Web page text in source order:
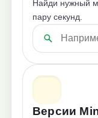
Найди нужный
пару секунд.
Версии